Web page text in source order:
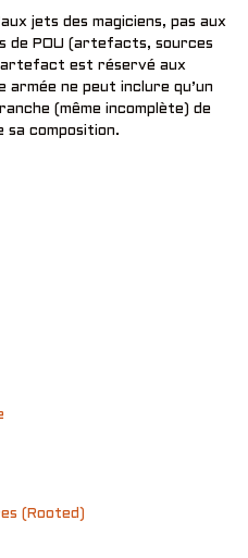
jets des magiciens, pas aux
de POU (artefacts, sources
est réservé aux
armée ne peut inclure qu’un
(même incomplète) de
sa composition.
(Rooted)